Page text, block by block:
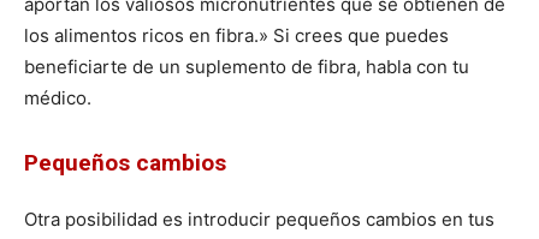
los alimentos ricos en fibra.» Si crees que puedes
beneficiarte de un suplemento de fibra, habla con tu
médico.
Pequeños cambios
Otra posibilidad es introducir pequeños cambios en tus